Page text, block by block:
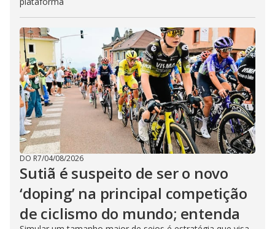
DO R7/04/08/2026
Sutiã é suspeito de ser o novo
‘doping’ na principal competição
de ciclismo do mundo; entenda